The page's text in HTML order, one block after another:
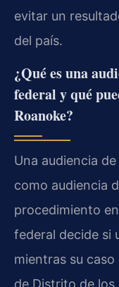
evitar un
del país.
¿Qué es una
federal y qué
Roanoke?
Una audiencia
como audiencia
procedimiento
federal decide si
mientras su